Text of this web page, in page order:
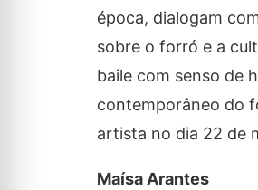
época, dialogam
sobre o forró e a
baile com senso de
contemporâneo do
artista no dia 22 de
Maísa Arantes